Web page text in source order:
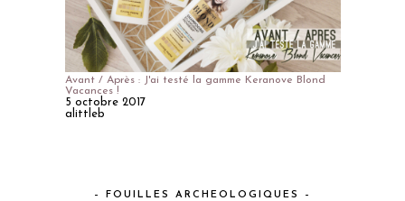
Avant / Après : J'ai testé la gamme Keranove Blond
Vacances !
5 octobre 2017
alittleb
– FOUILLES ARCHEOLOGIQUES –